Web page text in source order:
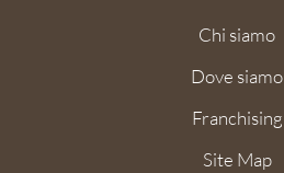
Chi siamo
Dove siamo
Franchising
Site Map